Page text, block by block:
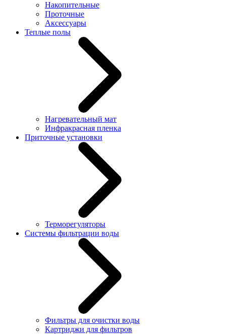
Накопительные
Проточные
Аксессуары
Теплые полы
Нагревательный мат
Инфракрасная пленка
Приточные установки
Терморегуляторы
Системы фильтрации воды
Фильтры для очистки воды
Картриджи для фильтров